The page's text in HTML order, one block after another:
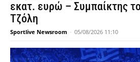
εκατ. ευρώ – Συμπαίκτης
Τζόλη
Sportlive Newsroom - 05/08/2026 11:10